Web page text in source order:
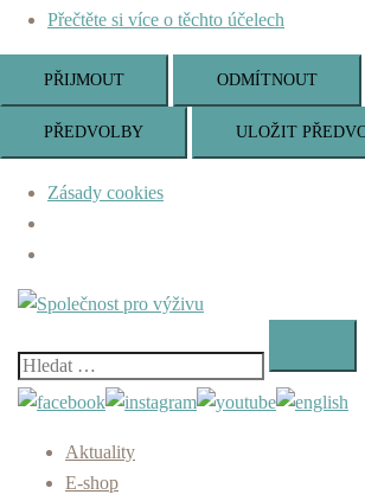
Přečtěte si více o těchto účelech
PŘIJMOUT ODMÍTNOUT
PŘEDVOLBY ULOŽIT
Zásady cookies
Skip
content
Vyhledávání
Aktuality
E-shop